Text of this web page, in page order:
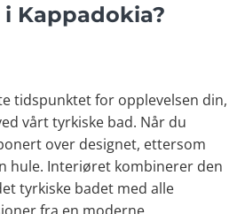
Kappadokia?
tidspunktet for opplevelsen din,
vårt tyrkiske bad. Når du
over designet, ettersom
hule. Interiøret kombinerer den
tyrkiske badet med alle